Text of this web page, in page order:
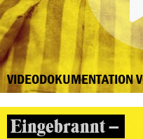
Eingebrannt –